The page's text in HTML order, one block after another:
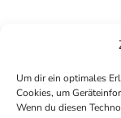
Um dir ein optimales
Cookies, um
Wenn du diesen